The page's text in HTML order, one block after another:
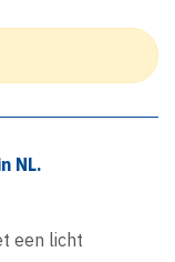
NL.
een licht